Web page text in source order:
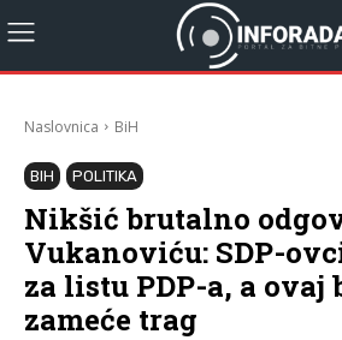
Naslovnica BiH
BIH POLITIKA
Nikšić brutalno
Vukanoviću: SDP-
za listu PDP-a, a ovaj
zameće trag